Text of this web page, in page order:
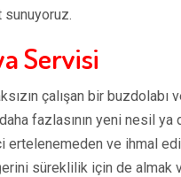
Servisi
çalışan bir buzdolabı
fazlasının yeni nesil
ertelenemeden ve ihmal
süreklilik için de almak